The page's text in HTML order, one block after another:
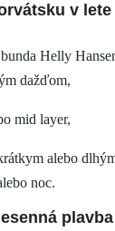
v lete
Helly
dažďom,
mid layer,
alebo
noc.